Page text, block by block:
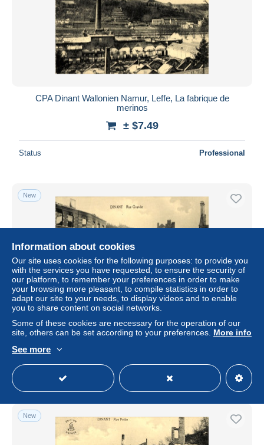
CPA Dinant Wallonien Namur, Leffe, La fabrique de
merinos
± $7.49
Status Professional
New
CPA Dinant Wallonien Namur, Rue Grande, Imprimerie
Tahaut, Trümmerstraße
Professional
New
Information about cookies
Our site uses cookies for the following purposes: to provide you
with the services you have requested, to ensure the security of
our platform, to remember your preferences in order to make
your browsing more pleasant, to compile statistics in order to
adapt our site to your needs, to display videos and to enable
you to share content on social networks.
Some of these cookies are necessary for the operation of our
site, others can be set according to your preferences. More info
See more